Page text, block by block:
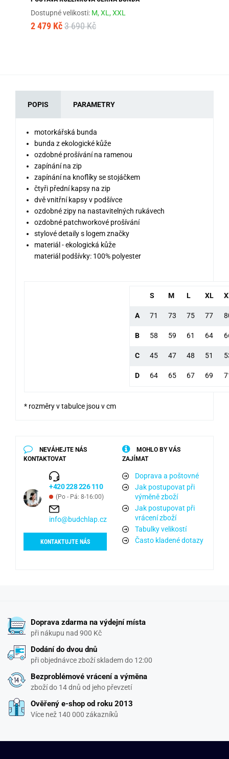
Dostupné velikosti: M,XL,XXL
2 479 Kč 3 690 Kč
POPIS PARAMETRY
motorkářská bunda
bunda z ekologické kůže
ozdobné prošívání na ramenou
zapínání na zip
zapínání na knoflíky se stojáčkem
čtyři přední kapsy na zip
dvě vnitřní kapsy v podšívce
ozdobné zipy na nastavitelných rukávech
ozdobné patchworkové prošívání
stylové detaily s logem značky
materiál - ekologická kůže
materiál podšívky: 100% polyester
S M L XL
A 71 73 75 77
B 58 59 61 64
C 45 47 48 51
D 64 65 67 69
* rozměry v tabulce jsou v cm
NEVÁHEJTE NÁS
KONTAKTOVAT
+420 228 226 110
(Po - Pá: 8-16:00)
info@budchlap.cz
KONTAKTUJTE NÁS
MOHLO BY VÁS
ZAJÍMAT
Doprava a poštovné
Jak postupovat při
výměně zboží
Jak postupovat při
vrácení zboží
Tabulky velikostí
Často kladené dotazy
Doprava zdarma na výdejní místa
při nákupu nad 900 Kč
Dodání do dvou dnů
při objednávce zboží skladem do 12:00
Bezproblémové vrácení a výměna
zboží do 14 dnů od jeho převzetí
Ověřený e-shop od roku 2013
Více než 140 000 zákazníků